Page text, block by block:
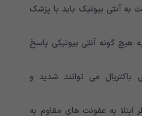
آنتی بیوتیک باید با پزشک
هیچ گونه آنتی بیوتیکی پاسخ
می توانند شدید و
به عفونت های مقاوم به